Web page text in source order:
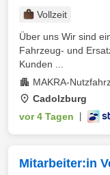
Vollzeit
Über uns Wir sind
Fahrzeug- und
Kunden ...
MAKRA-
Cadolzburg
vor 4 Tagen
Mitarbeiter:in